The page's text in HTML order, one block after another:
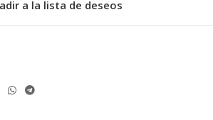
a la lista de deseos